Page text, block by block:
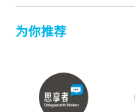
为你推荐